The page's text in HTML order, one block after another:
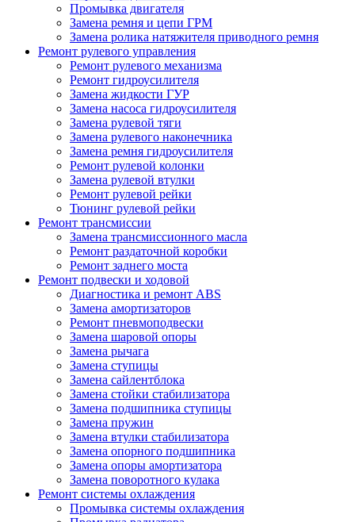
Промывка двигателя
Замена ремня и цепи ГРМ
Замена ролика натяжителя приводного ремня
Ремонт рулевого управления
Ремонт рулевого механизма
Ремонт гидроусилителя
Замена жидкости ГУР
Замена насоса гидроусилителя
Замена рулевой тяги
Замена рулевого наконечника
Замена ремня гидроусилителя
Ремонт рулевой колонки
Замена рулевой втулки
Ремонт рулевой рейки
Тюнинг рулевой рейки
Ремонт трансмиссии
Замена трансмиссионного масла
Ремонт раздаточной коробки
Ремонт заднего моста
Ремонт подвески и ходовой
Диагностика и ремонт ABS
Замена амортизаторов
Ремонт пневмоподвески
Замена шаровой опоры
Замена рычага
Замена ступицы
Замена сайлентблока
Замена стойки стабилизатора
Замена подшипника ступицы
Замена пружин
Замена втулки стабилизатора
Замена опорного подшипника
Замена опоры амортизатора
Замена поворотного кулака
Ремонт системы охлаждения
Промывка системы охлаждения